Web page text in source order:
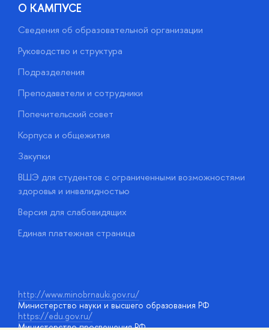
О КАМПУСЕ
Сведения об образовательной организации
Руководство и структура
Подразделения
Преподаватели и сотрудники
Попечительский совет
Корпуса и общежития
Закупки
ВШЭ для студентов с ограниченными возможностями
здоровья и инвалидностью
Версия для слабовидящих
Единая платежная страница
http://www.minobrnauki.gov.ru/
Министерство науки и высшего образования РФ
https://edu.gov.ru/
Министерство просвещения РФ